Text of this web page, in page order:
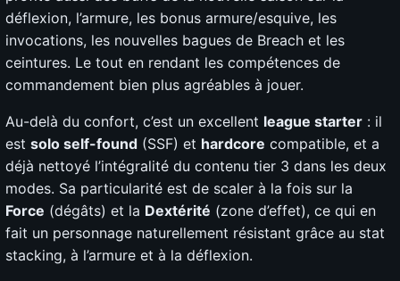
déflexion, l’armure, les bonus armure/esquive, les
invocations, les nouvelles bagues de Breach et les
ceintures. Le tout en rendant les compétences de
commandement bien plus agréables à jouer.
Au-delà du confort, c’est un excellent league starter : il
est solo self-found (SSF) et hardcore compatible, et a
déjà nettoyé l’intégralité du contenu tier 3 dans les deux
modes. Sa particularité est de scaler à la fois sur la
Force (dégâts) et la Dextérité (zone d’effet), ce qui en
fait un personnage naturellement résistant grâce au stat
stacking, à l’armure et à la déflexion.